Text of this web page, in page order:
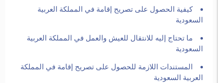
كيفية الحصول على تصريح إقامة في المملكة العربية
السعودية
ما تحتاج إليه للانتقال للعيش والعمل في المملكة العربية
السعودية
المستندات اللازمة للحصول على تصريح إقامة في المملكة
العربية السعودية